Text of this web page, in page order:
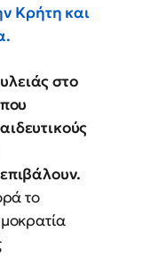
Κρήτη και
στο
το